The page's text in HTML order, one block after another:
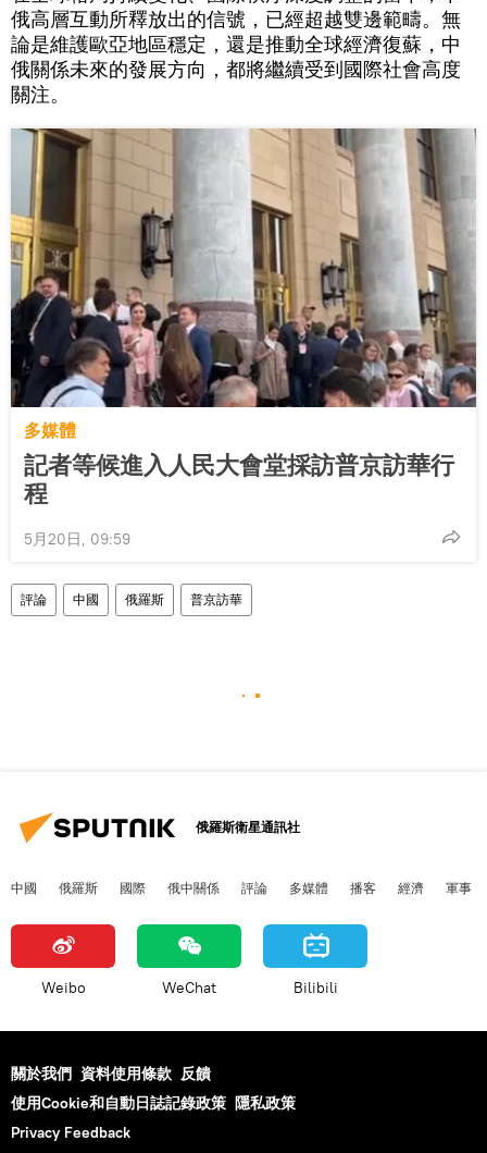
俄高層互動所釋放出的信號，已經超越雙邊範疇。無
論是維護歐亞地區穩定，還是推動全球經濟復蘇，中
俄關係未來的發展方向，都將繼續受到國際社會高度
關注。
多媒體
記者等候進入人民大會堂採訪普京訪華行
程
5月20日, 09:59
評論 中國 俄羅斯 普京訪華
俄羅斯衛星通訊社
中國 俄羅斯 國際 俄中關係 評論 多媒體 播客 經濟 軍事
Weibo WeChat Bilibili
關於我們 資料使用條款 反饋
使用Cookie和自動日誌記錄政策 隱私政策
Privacy Feedback